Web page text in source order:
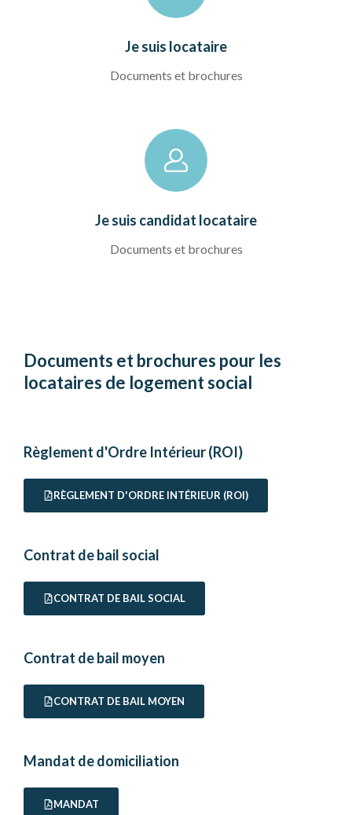
Je suis locataire
Documents et brochures
Je suis candidat locataire
Documents et brochures
Documents et brochures pour les
locataires de logement social
Règlement d'Ordre Intérieur (ROI)
RÈGLEMENT D'ORDRE INTÉRIEUR (ROI)
Contrat de bail social
CONTRAT DE BAIL SOCIAL
Contrat de bail moyen
CONTRAT DE BAIL MOYEN
Mandat de domiciliation
MANDAT